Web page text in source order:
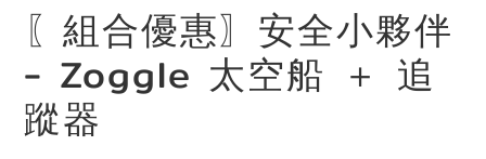
〖組合優惠〗安全小夥伴
- Zoggle 太空船 ＋ 追
蹤器